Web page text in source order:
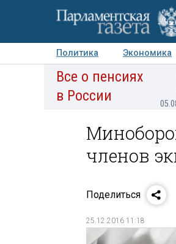
Политика Экономика
Авторы Персоны
Все о пенсиях
в России
членов
Поделиться
25.12.2016 11:18